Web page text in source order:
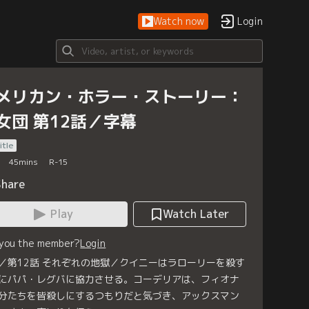
Watch now Login
リカン・ホラー・ストーリー：
団 第12話／字幕
45mins R-15
Play
Watch Later
the member?Login
第12話 それぞれの地獄／クイニーはラローリーを殺す
パパ・レグバに協力させる。コーデリアは、フィオナ
たちを皆殺しにするつもりだと気づき、アックスマン